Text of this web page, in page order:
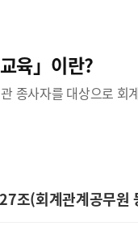
육」이란?
종사자를 대상으로 회
조(회계관계공무원